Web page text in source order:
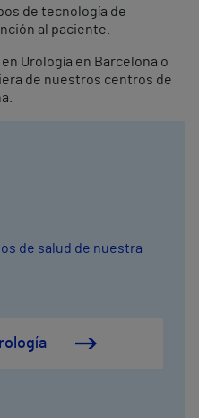
de tecnología de
al paciente.
Urología en Barcelona o
de nuestros centros de
de salud de nuestra